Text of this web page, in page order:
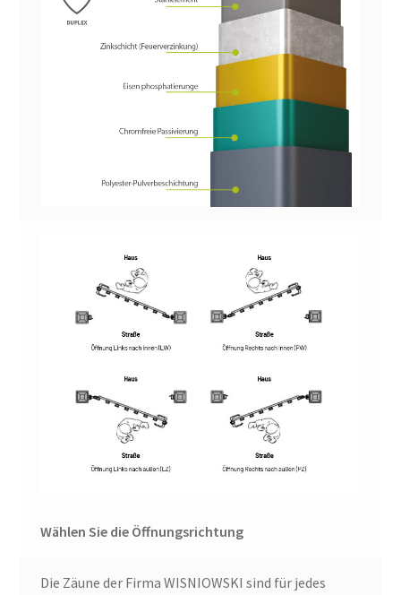
Wählen Sie die Öffnungsrichtung
Die Zäune der Firma WISNIOWSKI sind für jedes